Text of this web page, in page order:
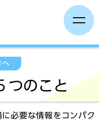
へ
つのこと
必要な情報をコンパク